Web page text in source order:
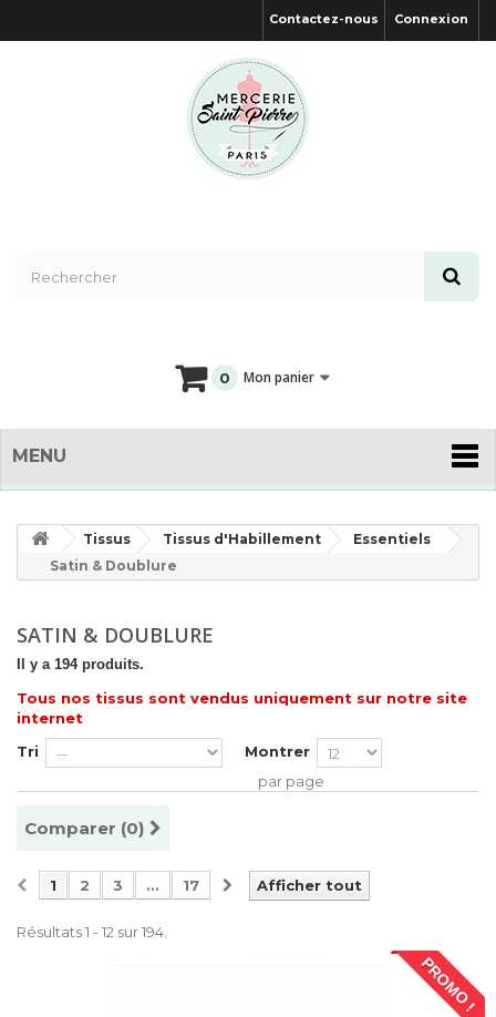
Connexion
Contactez-nous
0 Mon panier
MENU
Tissus Tissus d'Habillement
Essentiels
Satin & Doublure
SATIN & DOUBLURE
Il y a 194 produits.
Tous nos tissus sont vendus uniquement sur notre site
internet
Tri
Montrer
par page
Comparer (0)
Afficher tout
1 2 3 ... 17
Résultats 1 - 12 sur 194.
PROMO !